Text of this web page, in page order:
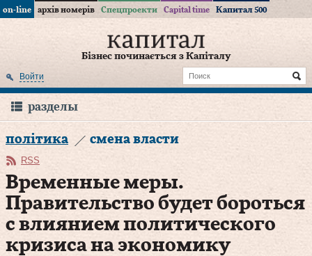
on-line архів номерів Спецпроекти Capital time Капитал 500
Бізнес починається з Капіталу
Войти
разделы
політика смена власти
RSS
Временные меры.
Правительство будет бороться
с влиянием политического
кризиса на экономику